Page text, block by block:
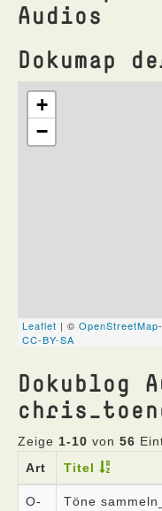
Audios
Dokumap
Dokublog
Zeige 1-10 von 56
Art
Titel
O-
Töne